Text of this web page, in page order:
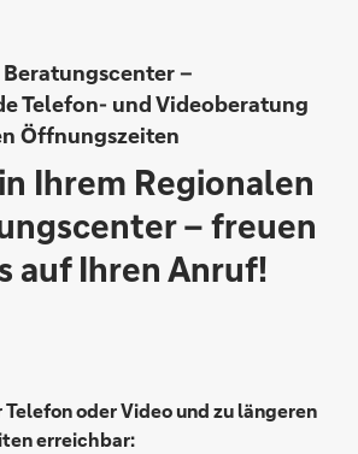
Wagner
–
Telefon- und Videoberatung
Öffnungszeiten
Ihrem Regionalen
– freuen
auf Ihren Anruf!
Telefon oder Video und zu längeren
erreichbar: